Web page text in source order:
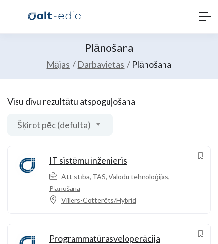
Plānošana
Mājas Darbavietas Plānošana
Visu divu rezultātu atspoguļošana
Šķirot pēc (defulta)
IT sistēmu inženieris
Attīstība, TAS, Valodu tehnoloģijas,
Plānošana
Villers-Cotterêts/Hybrid
Programmatūrasveloperācija